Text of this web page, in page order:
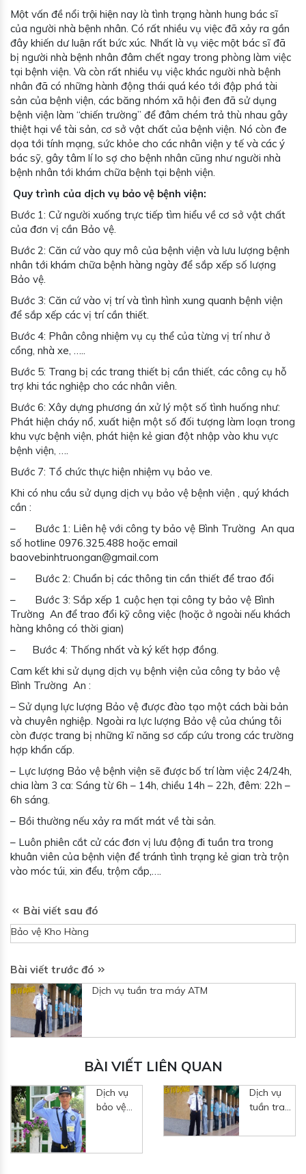
Một vấn đề nổi trội hiện nay là tình trạng hành hung bác sĩ
của người nhà bệnh nhân. Có rất nhiều vụ việc đã xảy ra gần
đây khiến dư luận rất bức xúc. Nhất là vụ việc một bác sĩ đã
bị người nhà bệnh nhân đâm chết ngay trong phòng làm việc
tại bệnh viện. Và còn rất nhiều vụ việc khác người nhà bệnh
nhân đã có những hành động thái quá kéo tới đập phá tài
sản của bệnh viện, các băng nhóm xã hội đen đã sử dụng
bệnh viện làm “chiến trường” để đâm chém trả thù nhau gây
thiệt hại về tài sản, cơ sở vật chất của bệnh viện. Nó còn đe
dọa tới tính mạng, sức khỏe cho các nhân viện y tế và các ý
bác sỹ, gây tâm lí lo sợ cho bệnh nhân cũng như người nhà
bệnh nhân tới khám chữa bệnh tại bệnh viện.
Quy trình của dịch vụ bảo vệ bệnh viện:
Bước 1: Cử người xuống trực tiếp tìm hiểu về cơ sở vật chất
của đơn vị cần Bảo vệ.
Bước 2: Căn cứ vào quy mô của bệnh viện và lưu lượng bệnh
nhân tới khám chữa bệnh hàng ngày để sắp xếp số lượng
Bảo vệ.
Bước 3: Căn cứ vào vị trí và tình hình xung quanh bệnh viện
để sắp xếp các vị trí cần thiết.
Bước 4: Phân công nhiệm vụ cụ thể của từng vị trí như ở
cổng, nhà xe, …..
Bước 5: Trang bị các trang thiết bị cần thiết, các công cụ hỗ
trợ khi tác nghiệp cho các nhân viên.
Bước 6: Xây dựng phương án xử lý một số tình huống như:
Phát hiện cháy nổ, xuất hiện một số đối tượng làm loạn trong
khu vực bệnh viện, phát hiện kẻ gian đột nhập vào khu vực
bệnh viện, ….
Bước 7: Tổ chức thực hiện nhiệm vụ bảo ve.
Khi có nhu cầu sử dụng dịch vụ bảo vệ bệnh viện , quý khách
cần :
– Bước 1: Liên hệ với công ty bảo vệ Bình Trường An qua
số hotline 0976.325.488 hoặc email
baovebinhtruongan@gmail.com
– Bước 2: Chuẩn bị các thông tin cần thiết để trao đổi
– Bước 3: Sắp xếp 1 cuộc hẹn tại công ty bảo vệ Bình
Trường An để trao đổi kỹ công việc (hoặc ở ngoài nếu khách
hàng không có thời gian)
– Bước 4: Thống nhất và ký kết hợp đồng.
Cam kết khi sử dụng dịch vụ bệnh viện của công ty bảo vệ
Bình Trường An :
– Sử dụng lực lượng Bảo vệ được đào tạo một cách bài bản
và chuyên nghiệp. Ngoài ra lực lượng Bảo vệ của chúng tôi
còn được trang bị những kĩ năng sơ cấp cứu trong các trường
hợp khẩn cấp.
– Lực lượng Bảo vệ bệnh viện sẽ được bố trí làm việc 24/24h,
chia làm 3 ca: Sáng từ 6h – 14h, chiều 14h – 22h, đêm: 22h –
6h sáng.
– Bồi thường nếu xảy ra mất mát về tài sản.
– Luôn phiên cắt cử các đơn vị lưu động đi tuần tra trong
khuân viên của bệnh viện để tránh tình trạng kẻ gian trà trộn
vào móc túi, xin đểu, trộm cắp,….
Bài viết sau đó
Bảo vệ Kho Hàng
Bài viết trước đó
Dịch vụ tuần tra máy ATM
BÀI VIẾT LIÊN QUAN
Dịch vụ
bảo vệ
Dịch vụ
tuần tra